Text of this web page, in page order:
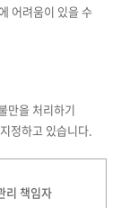
어려움이 있을 수
만을 처리하기
정하고 있습니다.
리 책임자